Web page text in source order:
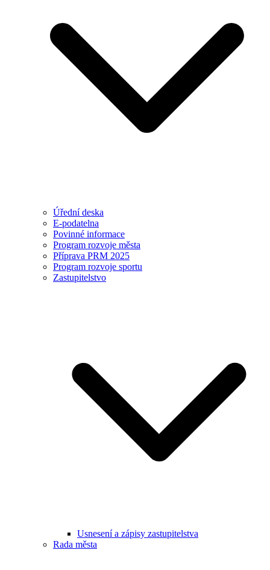
Úřední deska
E-podatelna
Povinné informace
Program rozvoje města
Příprava PRM 2025
Program rozvoje sportu
Zastupitelstvo
Usnesení a zápisy zastupitelstva
Rada města